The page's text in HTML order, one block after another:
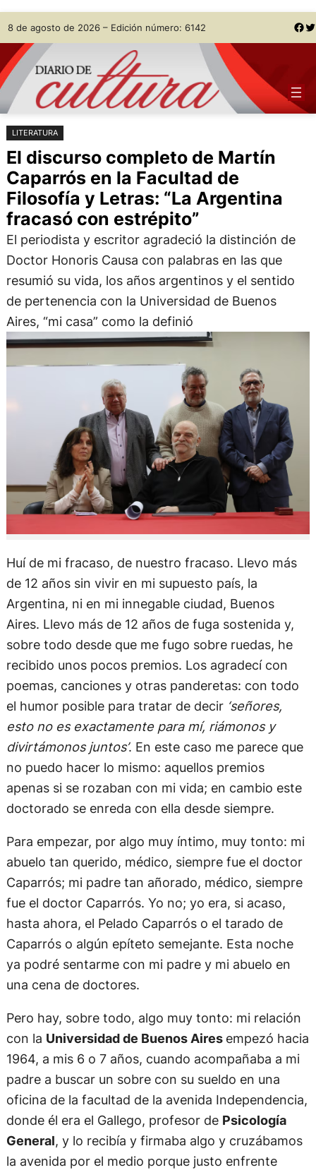
Saltar
al
contenido
Skip
to
content
8 de agosto de 2026 – Edición número: 6142 Facebook Twitter
LITERATURA
El discurso completo de Martín
Caparrós en la Facultad de
Filosofía y Letras: “La Argentina
fracasó con estrépito”
El periodista y escritor agradeció la distinción de
Doctor Honoris Causa con palabras en las que
resumió su vida, los años argentinos y el sentido
de pertenencia con la Universidad de Buenos
Aires, “mi casa” como la definió
Huí de mi fracaso, de nuestro fracaso. Llevo más
de 12 años sin vivir en mi supuesto país, la
Argentina, ni en mi innegable ciudad, Buenos
Aires. Llevo más de 12 años de fuga sostenida y,
sobre todo desde que me fugo sobre ruedas, he
recibido unos pocos premios. Los agradecí con
poemas, canciones y otras panderetas: con todo
el humor posible para tratar de decir ‘señores,
esto no es exactamente para mí, riámonos y
divirtámonos juntos’. En este caso me parece que
no puedo hacer lo mismo: aquellos premios
apenas si se rozaban con mi vida; en cambio este
doctorado se enreda con ella desde siempre.
Para empezar, por algo muy íntimo, muy tonto: mi
abuelo tan querido, médico, siempre fue el doctor
Caparrós; mi padre tan añorado, médico, siempre
fue el doctor Caparrós. Yo no; yo era, si acaso,
hasta ahora, el Pelado Caparrós o el tarado de
Caparrós o algún epíteto semejante. Esta noche
ya podré sentarme con mi padre y mi abuelo en
una cena de doctores.
Pero hay, sobre todo, algo muy tonto: mi relación
con la Universidad de Buenos Aires empezó hacia
1964, a mis 6 o 7 años, cuando acompañaba a mi
padre a buscar un sobre con su sueldo en una
oficina de la facultad de la avenida Independencia,
donde él era el Gallego, profesor de Psicología
General, y lo recibía y firmaba algo y cruzábamos
la avenida por el medio porque justo enfrente